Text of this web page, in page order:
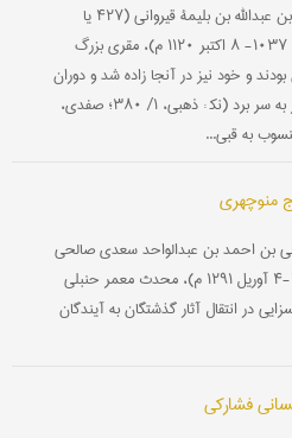
اِبْنِ‌بَلّیمه، ابو‌علی حسن بن خلف بن عبدالله بن بلیمۀ قیروانی (۴۲۷ یا
۴۲۸- ۱۳ رجب ۵۱۴ ق/ ۱۰۳۶ یا ۱۰۳۷- ۸ اکتبر ۱۱۲۰ م)، مقری بزرگ
و خود نیز در آنجا زاده شد و دوران
کودکی و نوجوانی را در همان شهر به سر برد (نک‍ : ذهبی، ۱/ ۳۸۰؛ صفدی،
منوچهری
بن احمد بن عبد‌الواحد سعدی صالحی
(۵۷۵-۲ ربیع‌الآخر ۶۹۰ ق/ ۱۱۸۰-۴ آوریل ۱۲۹۱ م)، محدث معمر حنبلی
در انتقال آثار گذشتگان به آیندگان
فشارکی